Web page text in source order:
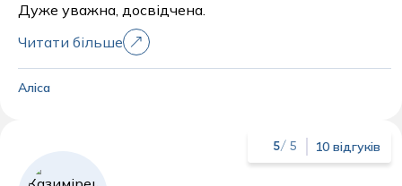
Дуже уважна, досвідчена.
Читати більше
Аліса
5/ 5 10 відгуків